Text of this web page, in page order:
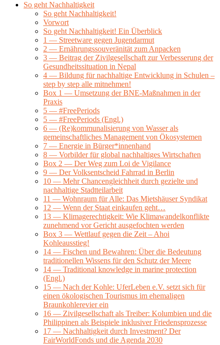
So geht Nachhaltigkeit
So geht Nachhaltigkeit!
Vorwort
So geht Nachhaltigkeit! Ein Überblick
1 — Streetware gegen Jugendarmut
2 — Ernährungssouveränität zum Anpacken
3 — Beitrag der Zivilgesellschaft zur Verbesserung der
Gesundheitssituation in Nepal
4 — Bildung für nachhaltige Entwicklung in Schulen –
step by step alle mitnehmen!
Box 1 — Umsetzung der BNE-Maßnahmen in der
Praxis
5 — #FreePeriods
5 — #FreePeriods (Engl.)
6 — (Re)kommunalisierung von Wasser als
gemeinschaftliches Management von Ökosystemen
7 — Energie in Bürger*innenhand
8 — Vorbilder für global nachhaltiges Wirtschaften
Box 2 — Der Weg zum Loi de Vigilance
9 — Der Volksentscheid Fahrrad in Berlin
10 — Mehr Chancengleichheit durch gezielte und
nachhaltige Stadtteilarbeit
11 — Wohnraum für Alle: Das Mietshäuser Syndikat
12 — Wenn der Staat einkaufen geht…
13 — Klimagerechtigkeit: Wie Klimawandelkonflikte
zunehmend vor Gericht ausgefochten werden
Box 3 — Wettlauf gegen die Zeit – Ahoi
Kohleausstieg!
14 — Fischen und Bewahren: Über die Bedeutung
traditionellen Wissens für den Schutz der Meere
14 — Traditional knowledge in marine protection
(Engl.)
15 — Nach der Kohle: UferLeben e.V. setzt sich für
einen ökologischen Tourismus im ehemaligen
Braunkohlerevier ein
16 — Zivilgesellschaft als Treiber: Kolumbien und die
Philippinen als Beispiele inklusiver Friedensprozesse
17 — Nachhaltigkeit durch Investment? Der
FairWorldFonds und die Agenda 2030